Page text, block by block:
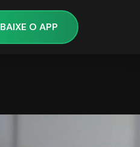
BAIXE O APP